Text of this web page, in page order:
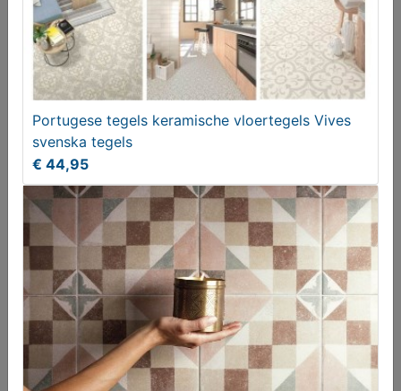
Handvormtegels lichtblauw visgraattegels
badkamertegels
€ 39,95
Portugese tegels keramische vloertegels Vives
svenska tegels
€ 44,95